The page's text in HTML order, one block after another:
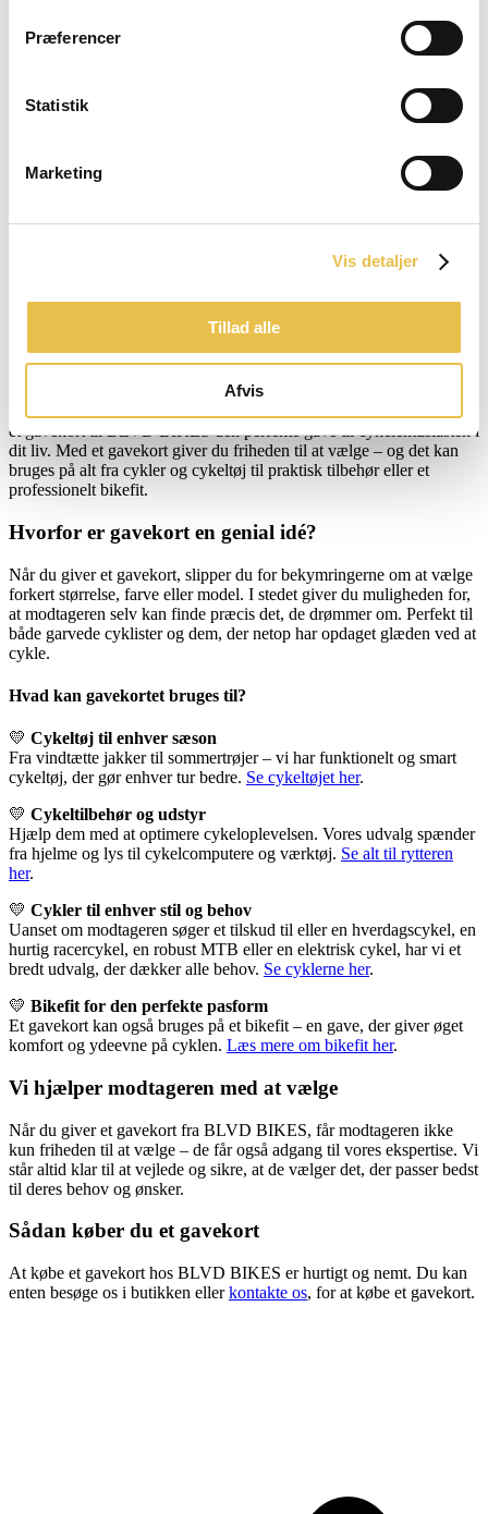
Præferencer
Statistik
Marketing
Vis detaljer
Tillad alle
Afvis
Gaven der altid rammer plet:
Gavekort til BLVD BIKES
Uanset om det er til jul, fødselsdag, jubilæum eller bare fordi, så er
et gavekort til BLVD BIKES den perfekte gave til cykelentusiasten i
dit liv. Med et gavekort giver du friheden til at vælge – og det kan
bruges på alt fra cykler og cykeltøj til praktisk tilbehør eller et
professionelt bikefit.
Hvorfor er gavekort en genial idé?
Når du giver et gavekort, slipper du for bekymringerne om at vælge
forkert størrelse, farve eller model. I stedet giver du muligheden for,
at modtageren selv kan finde præcis det, de drømmer om. Perfekt til
både garvede cyklister og dem, der netop har opdaget glæden ved at
cykle.
Hvad kan gavekortet bruges til?
💛 Cykeltøj til enhver sæson
Fra vindtætte jakker til sommertrøjer – vi har funktionelt og smart
cykeltøj, der gør enhver tur bedre. Se cykeltøjet her.
💛 Cykeltilbehør og udstyr
Hjælp dem med at optimere cykeloplevelsen. Vores udvalg spænder
fra hjelme og lys til cykelcomputere og værktøj. Se alt til rytteren
her.
💛 Cykler til enhver stil og behov
Uanset om modtageren søger et tilskud til eller en hverdagscykel, en
hurtig racercykel, en robust MTB eller en elektrisk cykel, har vi et
bredt udvalg, der dækker alle behov. Se cyklerne her.
💛 Bikefit for den perfekte pasform
Et gavekort kan også bruges på et bikefit – en gave, der giver øget
komfort og ydeevne på cyklen. Læs mere om bikefit her.
Vi hjælper modtageren med at vælge
Når du giver et gavekort fra BLVD BIKES, får modtageren ikke
kun friheden til at vælge – de får også adgang til vores ekspertise. Vi
står altid klar til at vejlede og sikre, at de vælger det, der passer bedst
til deres behov og ønsker.
Sådan køber du et gavekort
At købe et gavekort hos BLVD BIKES er hurtigt og nemt. Du kan
enten besøge os i butikken ellerkontakte os, for at købe et gavekort.